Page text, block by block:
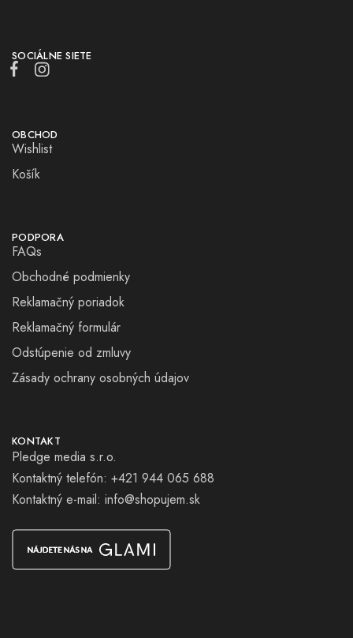
SOCIÁLNE SIETE
OBCHOD
Wishlist
Košík
PODPORA
FAQs
Obchodné podmienky
Reklamačný poriadok
Reklamačný formulár
Odstúpenie od zmluvy
Zásady ochrany osobných údajov
KONTAKT
Pledge media s.r.o.
Kontaktný telefón: +421 944 065 688
Kontaktný e-mail: info@shopujem.sk